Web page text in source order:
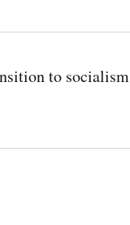
to socialism